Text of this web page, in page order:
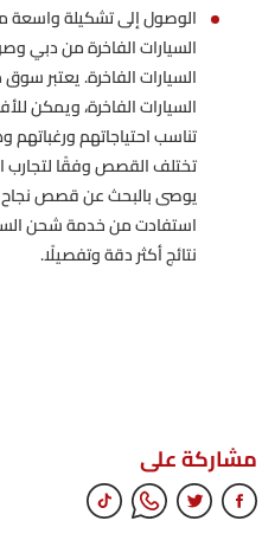
الوصول إلى تشكيلة واسعة
السيارات الفاخرة من دبي
السيارات الفاخرة. يعتبر
السيارات الفاخرة، ويمكن
تناسب احتياجاتهم
تختلف القصص وفقًا لتجارب
يوصى بالبحث عن قصص نجاح
استفادت من خدمة شحن
نتائج أكثر دقة وتفصيلًا.
مشاركة على